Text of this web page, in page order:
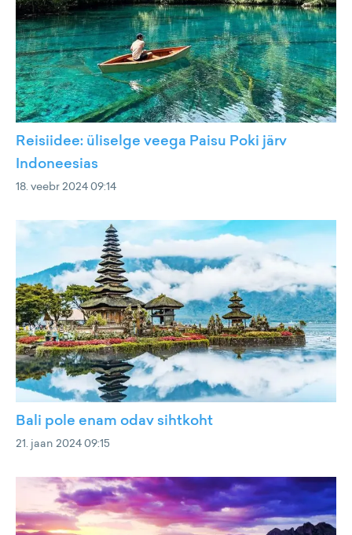
Reisiidee: üliselge veega Paisu Poki järv
Indoneesias
18. veebr 2024 09:14
Bali pole enam odav sihtkoht
21. jaan 2024 09:15